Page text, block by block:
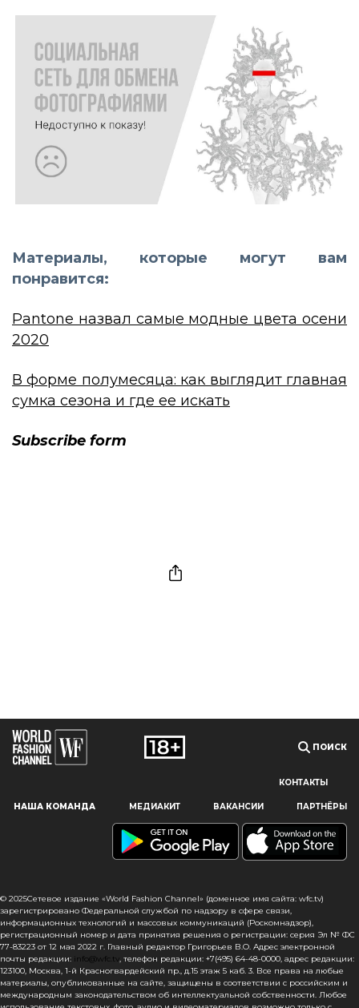
Наш сайт использует файлы cookie и похожие технологии,
пользователям, предоставляя персонализированную
информацию, запоминая предпочтения в области
сайта, вы подтверждаете свое согласие на использование
файлов cookie в соответствии с настоящим уведомлением
в отношении данного типа файлов. Если вы не согласны
с тем, чтобы мы использовали данный тип файлов,
то вы должны соответствующим образом установить
настройки вашего браузера или не использовать сайт wfc.tv
Материалы, которые могут вам
понравится:
Pantone назвал самые модные цвета осени
2020
В форме полумесяца: как выглядит главная
сумка сезона и где ее искать
Subscribe form
ПОИСК
КОНТАКТЫ
НАША КОМАНДА МЕДИАКИТ ВАКАНСИИ ПАРТНЁРЫ
© 2025Сетевое издание «World Fashion Channel» (доменное имя сайта: wfc.tv)
зарегистрировано Федеральной службой по надзору в сфере связи,
информационных технологий и массовых коммуникаций (Роскомнадзор),
регистрационный номер и дата принятия решения о регистрации: серия Эл № ФС
77-83223 от 12 мая 2022 г. Главный редактор Григорьев В.О. Адрес электронной
почты редакции: info@wfc.tv, телефон редакции: +7(495) 64-48-0000, адрес редакции:
123100, Москва, 1-й Красногвардейский пр., д.15 этаж 5 каб. 3. Все права на любые
материалы, опубликованные на сайте, защищены в соответствии с российским и
международным законодательством об интеллектуальной собственности. Любое